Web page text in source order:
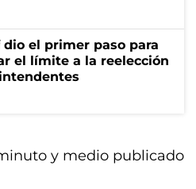
el primer paso para
el límite a la reelección
y medio publicado